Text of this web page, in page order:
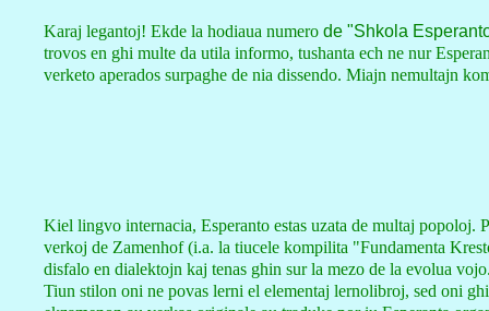
Karaj legantoj! Ekde la hodiaua numero de "Shkola
trovos en ghi multe da utila informo, tushanta ech ne nur
verketo aperados surpaghe de nia dissendo. Miajn nemultajn
Kiel lingvo internacia, Esperanto estas uzata de multaj
verkoj de Zamenhof (i.a. la tiucele kompilita "Fundamenta
disfalo en dialektojn kaj tenas ghin sur la mezo de la evolua
Tiun stilon oni ne povas lerni el elementaj lernolibroj, sed oni